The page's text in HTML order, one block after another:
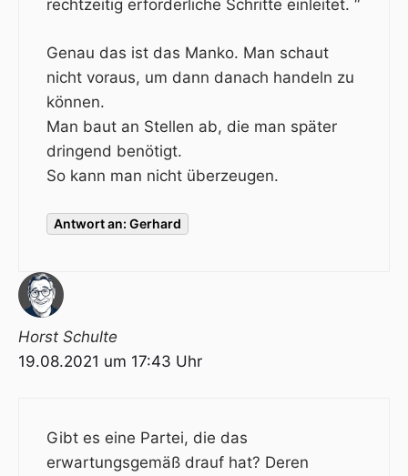
rechtzeitig erforderliche Schritte einleitet. “
Genau das ist das Manko. Man schaut
nicht voraus, um dann danach handeln zu
können.
Man baut an Stellen ab, die man später
dringend benötigt.
So kann man nicht überzeugen.
Antwort an: Gerhard
Horst Schulte
19.08.2021 um 17:43 Uhr
Gibt es eine Partei, die das
erwartungsgemäß drauf hat? Deren